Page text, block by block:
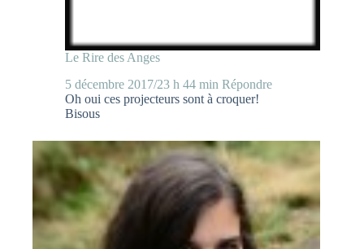
Le Rire des Anges
5 décembre 2017/23 h 44 min Répondre
Oh oui ces projecteurs sont à croquer!
Bisous